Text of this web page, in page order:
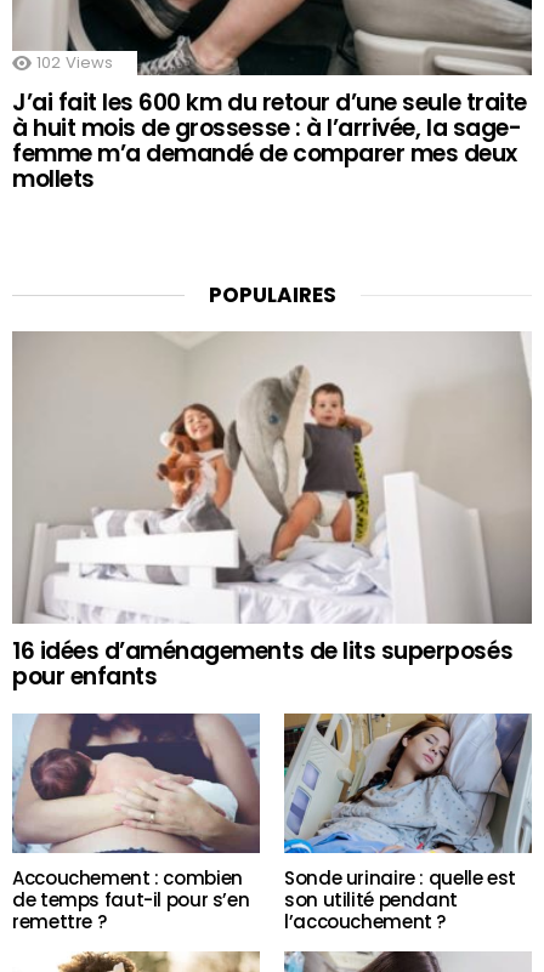
102 Views
J’ai fait les 600 km du retour d’une seule traite
à huit mois de grossesse : à l’arrivée, la sage-
femme m’a demandé de comparer mes deux
mollets
POPULAIRES
16 idées d’aménagements de lits superposés
pour enfants
Accouchement : combien
de temps faut-il pour s’en
remettre ?
Sonde urinaire : quelle est
son utilité pendant
l’accouchement ?